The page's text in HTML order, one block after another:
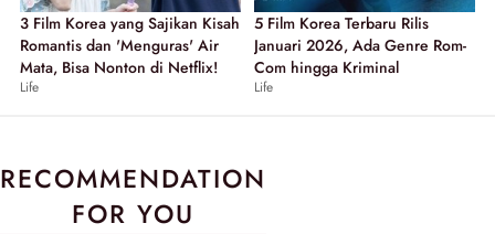
3 Film Korea yang Sajikan Kisah
Romantis dan 'Menguras' Air
Mata, Bisa Nonton di Netflix!
Life
5 Film Korea Terbaru Rilis
Januari 2026, Ada Genre Rom-
Com hingga Kriminal
Life
RECOMMENDATION
FOR YOU